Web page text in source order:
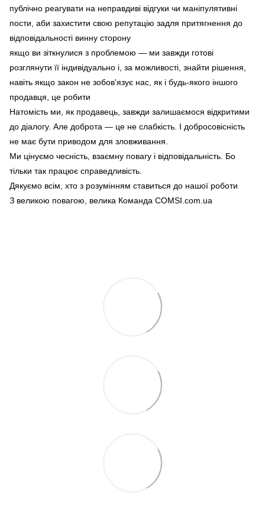
публічно реагувати на неправдиві відгуки чи маніпулятивні
пости, аби захистити свою репутацію задля притягнення до
відповідальності винну сторону
якщо ви зіткнулися з проблемою — ми завжди готові
розглянути її індивідуально і, за можливості, знайти рішення,
навіть якщо закон не зобов'язує нас, як і будь-якого іншого
продавця, це робити
Натомість ми, як продавець, завжди залишаємося відкритими
до діалогу. Але доброта — це не слабкість. І добросовісність
не має бути приводом для зловживання.
Ми цінуємо чесність, взаємну повагу і відповідальність. Бо
тільки так працює справедливість.
Дякуємо всім, хто з розумінням ставиться до нашої роботи
З великою повагою, велика Команда COMSI.com.ua